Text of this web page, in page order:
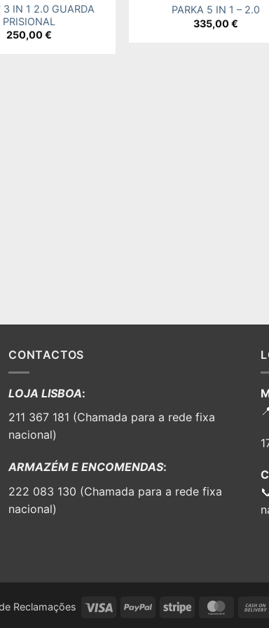
3 IN 1 2.0 GUARDA
PRISIONAL
250,00€
PARKA 5 IN 1 – 2.0
335,00€
CONTACTOS
LOJA LISBOA:
211 367 181 (Chamada para a rede fixa
nacional)
ARMAZÉM E ENCOMENDAS:
222 083 130 (Chamada para a rede fixa
nacional)
Reclamações Visa PayPal Stripe